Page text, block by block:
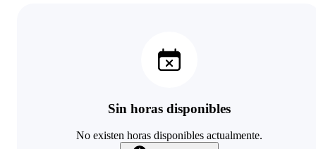
Sin horas disponibles
No existen horas disponibles actualmente.